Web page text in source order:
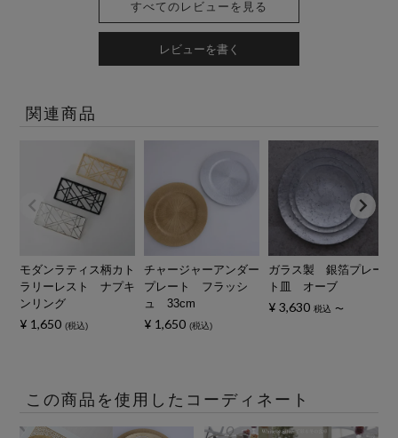
すべてのレビューを見る
レビューを書く
関連商品
モダンラティス柄カト
ラリーレスト ナプキ
ンリング
¥ 1,650 税込
チャージャーアンダー
プレート フラッシ
ュ 33cm
¥ 1,650 税込
ガラス製 銀箔プレー
ト皿 オーブ
¥ 3,630 税込 〜
この商品を使用したコーディネート